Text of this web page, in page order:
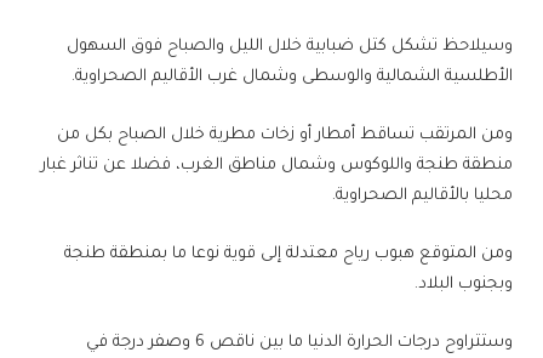
وسيلاحظ تشكل كتل ضبابية خلال الليل والصباح فوق السهول
الأطلسية الشمالية والوسطى وشمال غرب الأقاليم الصحراوية.
ومن المرتقب تساقط أمطار أو زخات مطرية خلال الصباح بكل من
منطقة طنجة واللوكوس وشمال مناطق الغرب، فضلا عن تناثر غبار
محليا بالأقاليم الصحراوية.
ومن المتوقع هبوب رياح معتدلة إلى قوية نوعا ما بمنطقة طنجة
وبجنوب البلاد.
وستتراوح درجات الحرارة الدنيا ما بين ناقص 6 وصفر درجة في